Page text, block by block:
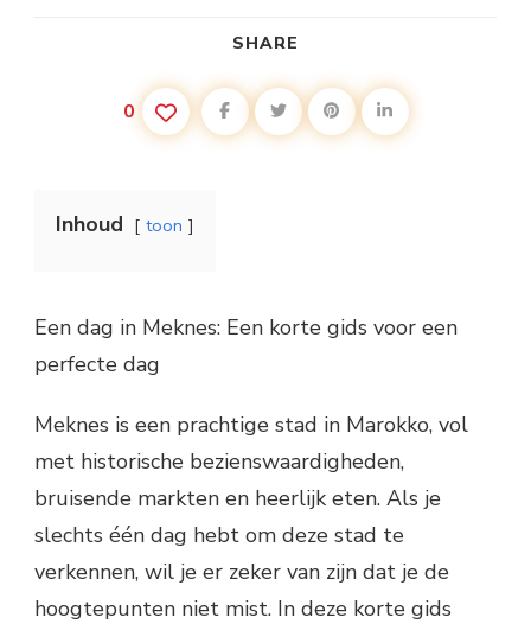
SHARE
0
Inhoud toon
Een dag in Meknes: Een korte gids voor een
perfecte dag
Meknes is een prachtige stad in Marokko, vol
met historische bezienswaardigheden,
bruisende markten en heerlijk eten. Als je
slechts één dag hebt om deze stad te
verkennen, wil je er zeker van zijn dat je de
hoogtepunten niet mist. In deze korte gids